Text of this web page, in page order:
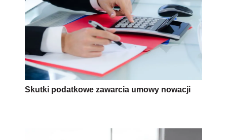
Skutki podatkowe zawarcia umowy nowacji